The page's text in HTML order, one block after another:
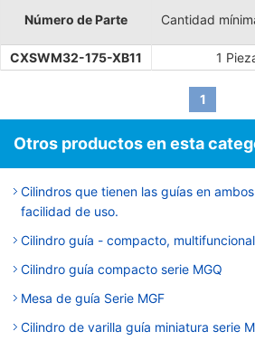
Número de Parte Cantidad
CXSWM32-175-XB11 1
1
Otros productos en esta
Cilindros que tienen las guías en
facilidad de uso.
Cilindro guía - compacto,
Cilindro guía compacto serie MGQ
Mesa de guía Serie MGF
Cilindro de varilla guía miniatura serie